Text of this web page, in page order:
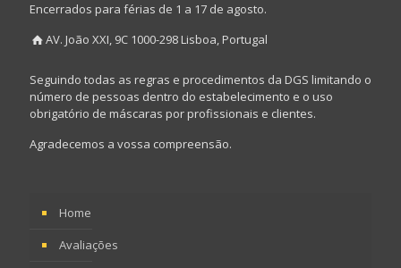
Encerrados para férias de 1 a 17 de agosto.
AV. João XXI, 9C 1000-298 Lisboa, Portugal
Seguindo todas as regras e procedimentos da DGS limitando o
número de pessoas dentro do estabelecimento e o uso
obrigatório de máscaras por profissionais e clientes.
Agradecemos a vossa compreensão.
Home
Avaliações